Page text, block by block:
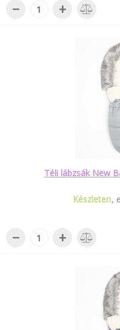
− +
Téli lábzsák New
Készleten
− +